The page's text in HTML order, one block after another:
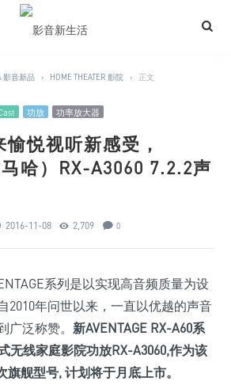
影音新品 › HOME THEATER 影院 › 正文
功放 功率放大器
悦视听新感受，
哈）RX-A3060 7.2.2声
2016-11-08 2,709 0
系列是以实现高音频质量为设
2010年问世以来，一直以优越的声音
广泛称赞。 新AVENTAGE RX-A60系
无线家庭影院功放RX-A3060,作为该
舰型号, 计划将于月底上市。